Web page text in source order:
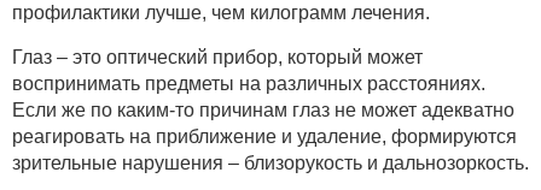
профилактики лучше, чем килограмм лечения.
Глаз – это оптический прибор, который может
воспринимать предметы на различных расстояниях.
Если же по каким-то причинам глаз не может адекватно
реагировать на приближение и удаление, формируются
зрительные нарушения – близорукость и дальнозоркость.